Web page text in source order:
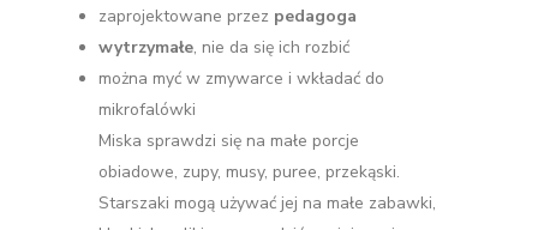
zaprojektowane przez pedagoga
wytrzymałe, nie da się ich rozbić
można myć w zmywarce i wkładać do
mikrofalówki
Miska sprawdzi się na małe porcje
obiadowe, zupy, musy, puree, przekąski.
Starszaki mogą używać jej na małe zabawki,